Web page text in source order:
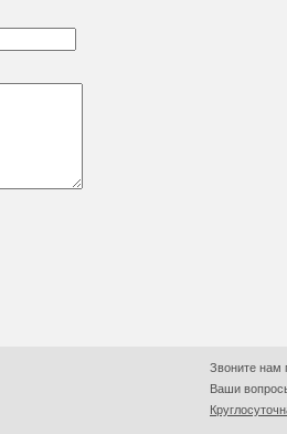
Звоните нам
Ваши